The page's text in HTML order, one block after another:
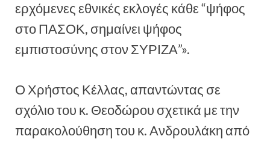
ερχόμενες εθνικές εκλογές κάθε “ψήφος
στο ΠΑΣΟΚ, σημαίνει ψήφος
εμπιστοσύνης στον ΣΥΡΙΖΑ”».
Ο Χρήστος Κέλλας, απαντώντας σε
σχόλιο του κ. Θεοδώρου σχετικά με την
παρακολούθηση του κ. Ανδρουλάκη από